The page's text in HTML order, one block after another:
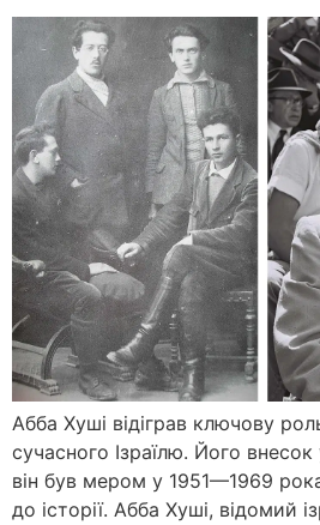
Абба Хуші відіграв ключову
сучасного Ізраїлю. Його
він був мером у 1951—1969
до історії. Абба Хуші, відомий